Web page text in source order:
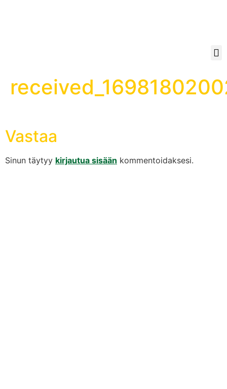
Vastaa
Sinun täytyy kirjautua sisään kommentoidaksesi.